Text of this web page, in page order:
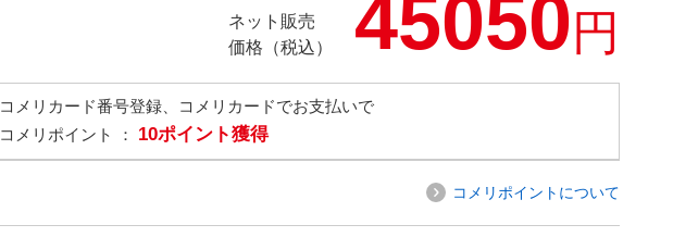
ネット販売
価格（税込）
45050円
コメリカード番号登録、コメリカードでお支払いで
コメリポイント ： 10ポイント獲得
コメリポイントについて